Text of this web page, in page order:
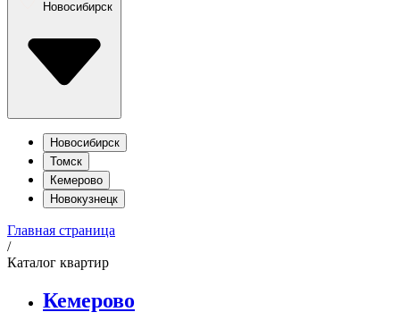
Новосибирск
Новосибирск
Томск
Кемерово
Новокузнецк
Главная страница
/
Каталог квартир
Кемерово